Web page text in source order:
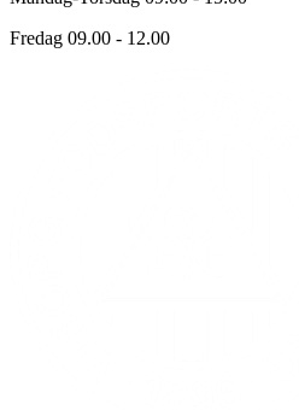
Fredag 09.00 - 12.00